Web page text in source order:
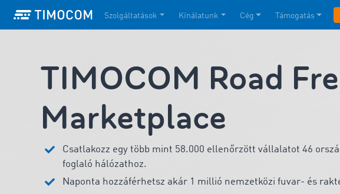
Szolgáltatások Kínálatunk Cég Támogatás
TIMOCOM Road
Marketplace
Csatlakozz egy több mint 58.000 ellenőrzött vállalatot 46
foglaló hálózathoz.
Naponta hozzáférhetsz akár 1 millió nemzetközi fuvar- és